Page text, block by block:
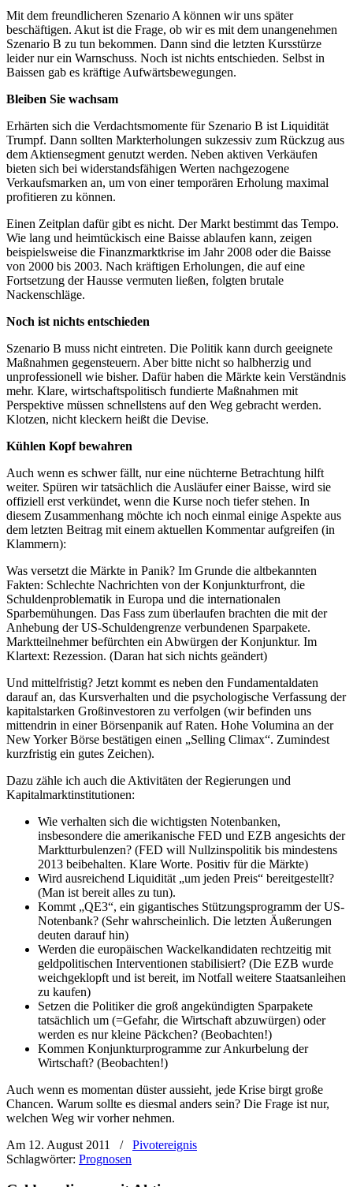
Mit dem freundlicheren Szenario A können wir uns später
beschäftigen. Akut ist die Frage, ob wir es mit dem unangenehmen
Szenario B zu tun bekommen. Dann sind die letzten Kursstürze
leider nur ein Warnschuss. Noch ist nichts entschieden. Selbst in
Baissen gab es kräftige Aufwärtsbewegungen.
Bleiben Sie wachsam
Erhärten sich die Verdachtsmomente für Szenario B ist Liquidität
Trumpf. Dann sollten Markterholungen sukzessiv zum Rückzug aus
dem Aktiensegment genutzt werden. Neben aktiven Verkäufen
bieten sich bei widerstandsfähigen Werten nachgezogene
Verkaufsmarken an, um von einer temporären Erholung maximal
profitieren zu können.
Einen Zeitplan dafür gibt es nicht. Der Markt bestimmt das Tempo.
Wie lang und heimtückisch eine Baisse ablaufen kann, zeigen
beispielsweise die Finanzmarktkrise im Jahr 2008 oder die Baisse
von 2000 bis 2003. Nach kräftigen Erholungen, die auf eine
Fortsetzung der Hausse vermuten ließen, folgten brutale
Nackenschläge.
Noch ist nichts entschieden
Szenario B muss nicht eintreten. Die Politik kann durch geeignete
Maßnahmen gegensteuern. Aber bitte nicht so halbherzig und
unprofessionell wie bisher. Dafür haben die Märkte kein Verständnis
mehr. Klare, wirtschaftspolitisch fundierte Maßnahmen mit
Perspektive müssen schnellstens auf den Weg gebracht werden.
Klotzen, nicht kleckern heißt die Devise.
Kühlen Kopf bewahren
Auch wenn es schwer fällt, nur eine nüchterne Betrachtung hilft
weiter. Spüren wir tatsächlich die Ausläufer einer Baisse, wird sie
offiziell erst verkündet, wenn die Kurse noch tiefer stehen. In
diesem Zusammenhang möchte ich noch einmal einige Aspekte aus
dem letzten Beitrag mit einem aktuellen Kommentar aufgreifen (in
Klammern):
Was versetzt die Märkte in Panik? Im Grunde die altbekannten
Fakten: Schlechte Nachrichten von der Konjunkturfront, die
Schuldenproblematik in Europa und die internationalen
Sparbemühungen. Das Fass zum überlaufen brachten die mit der
Anhebung der US-Schuldengrenze verbundenen Sparpakete.
Marktteilnehmer befürchten ein Abwürgen der Konjunktur. Im
Klartext: Rezession. (Daran hat sich nichts geändert)
Und mittelfristig? Jetzt kommt es neben den Fundamentaldaten
darauf an, das Kursverhalten und die psychologische Verfassung der
kapitalstarken Großinvestoren zu verfolgen (wir befinden uns
mittendrin in einer Börsenpanik auf Raten. Hohe Volumina an der
New Yorker Börse bestätigen einen „Selling Climax“. Zumindest
kurzfristig ein gutes Zeichen).
Dazu zähle ich auch die Aktivitäten der Regierungen und
Kapitalmarktinstitutionen:
Wie verhalten sich die wichtigsten Notenbanken,
insbesondere die amerikanische FED und EZB angesichts der
Marktturbulenzen? (FED will Nullzinspolitik bis mindestens
2013 beibehalten. Klare Worte. Positiv für die Märkte)
Wird ausreichend Liquidität „um jeden Preis“ bereitgestellt?
(Man ist bereit alles zu tun).
Kommt „QE3“, ein gigantisches Stützungsprogramm der US-
Notenbank? (Sehr wahrscheinlich. Die letzten Äußerungen
deuten darauf hin)
Werden die europäischen Wackelkandidaten rechtzeitig mit
geldpolitischen Interventionen stabilisiert? (Die EZB wurde
weichgeklopft und ist bereit, im Notfall weitere Staatsanleihen
zu kaufen)
Setzen die Politiker die groß angekündigten Sparpakete
tatsächlich um (=Gefahr, die Wirtschaft abzuwürgen) oder
werden es nur kleine Päckchen? (Beobachten!)
Kommen Konjunkturprogramme zur Ankurbelung der
Wirtschaft? (Beobachten!)
Auch wenn es momentan düster aussieht, jede Krise birgt große
Chancen. Warum sollte es diesmal anders sein? Die Frage ist nur,
welchen Weg wir vorher nehmen.
Am 12. August 2011
/
Pivotereignis
Schlagwörter: Prognosen